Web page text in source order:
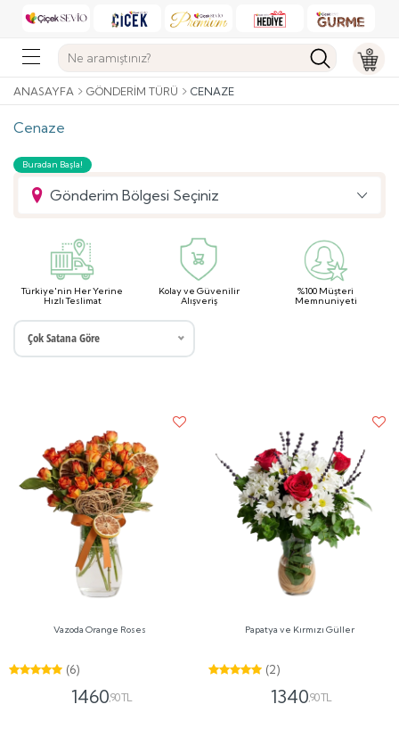
ANASAYFA GÖNDERIM TÜRÜ CENAZE
Cenaze
Buradan Başla!
Gönderim Bölgesi Seçiniz
Türkiye'nin Her Yerine
Hızlı Teslimat
Kolay ve Güvenilir
Alışveriş
%100 Müşteri
Memnuniyeti
Çok Satana Göre
Vazoda Orange Roses
(6)
1460,90 TL
Papatya ve Kırmızı Güller
(2)
1340,90 TL